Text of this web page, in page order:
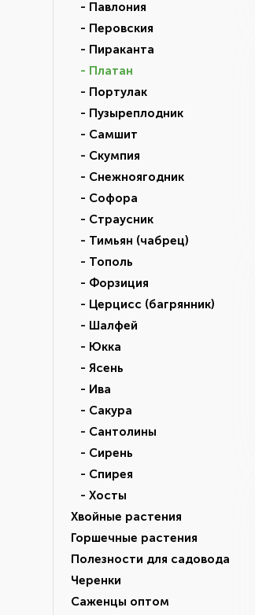
- Павлония
- Перовския
- Пираканта
- Платан
- Портулак
- Пузыреплодник
- Самшит
- Скумпия
- Снежноягодник
- Софора
- Страусник
- Тимьян (чабрец)
- Тополь
- Форзиция
- Церцисс (багрянник)
- Шалфей
- Юкка
- Ясень
- Ива
- Сакура
- Сантолины
- Сирень
- Спирея
- Хосты
Хвойные растения
Горшечные растения
Полезности для садовода
Черенки
Саженцы оптом